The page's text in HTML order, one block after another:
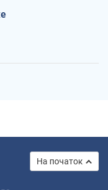
На початок